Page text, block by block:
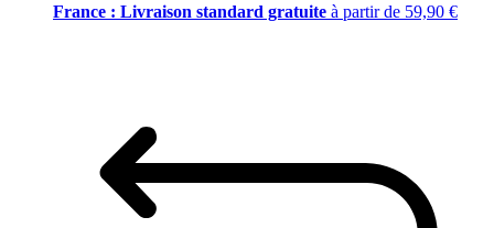
France : Livraison standard gratuite à partir de 59,90 €